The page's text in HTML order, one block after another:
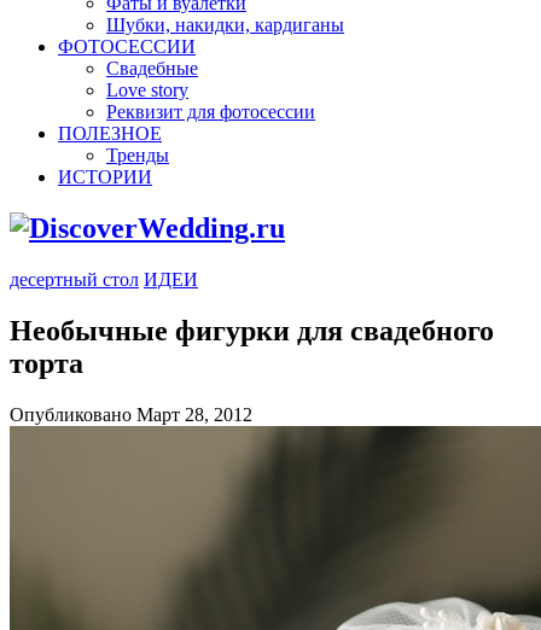
Шубки, накидки, кардиганы
ФОТОСЕССИИ
Свадебные
Love story
Реквизит для фотосессии
ПОЛЕЗНОЕ
Тренды
ИСТОРИИ
десертный стол ИДЕИ
Необычные фигурки для свадебного
торта
Опубликовано Март 28, 2012